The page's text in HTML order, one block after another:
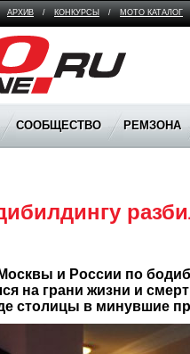
АРХИВ / КОНКУРСЫ / МОТО КАТАЛОГ
СООБЩЕСТВО РЕМЗОНА
и России по
на грани жизни и
столицы в минувшие